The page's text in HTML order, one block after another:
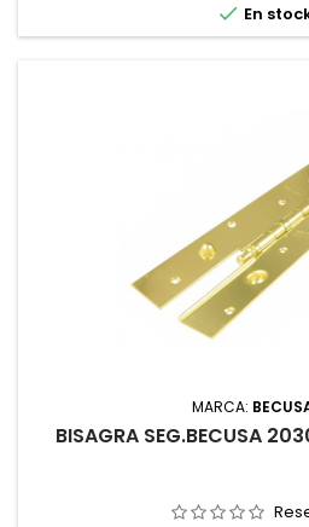
 En
MARCA:
BISAGRA SEG.BECUSA